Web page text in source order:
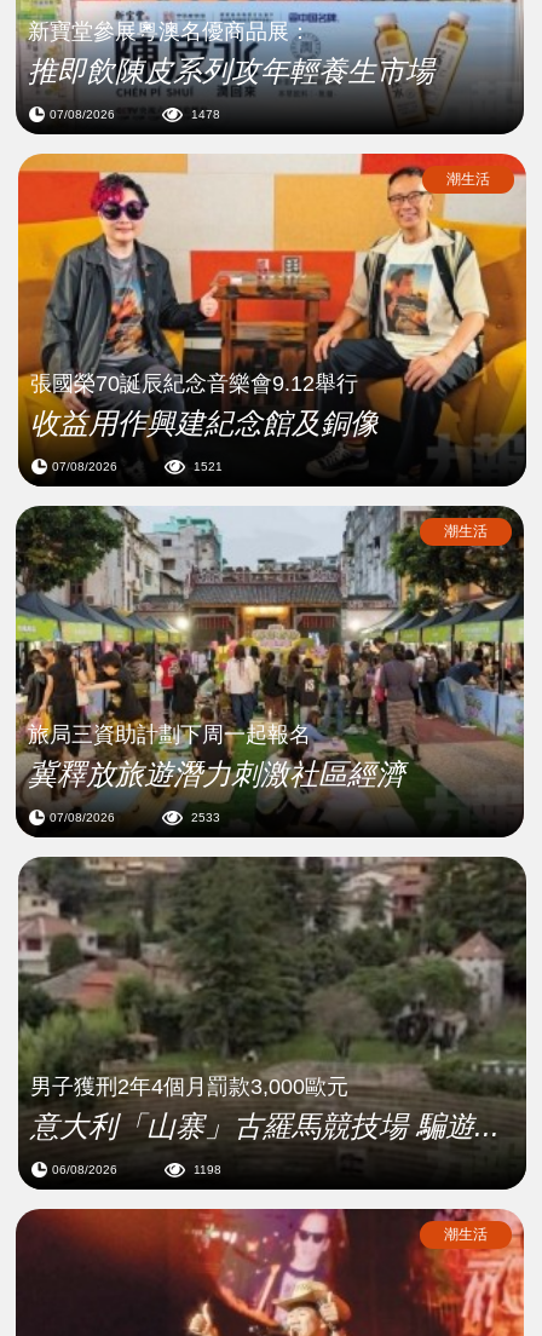
新寶堂參展粵澳名優商品展：
推即飲陳皮系列攻年輕養生市場
07/08/2026 1478
潮生活
張國榮70誕辰紀念音樂會9.12舉行
收益用作興建紀念館及銅像
07/08/2026 1521
潮生活
旅局三資助計劃下周一起報名
冀釋放旅遊潛力刺激社區經濟
07/08/2026 2533
男子獲刑2年4個月罰款3,000歐元
意大利「山寨」古羅馬競技場 騙遊...
06/08/2026 1198
潮生活